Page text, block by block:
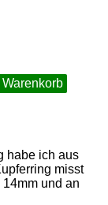
habe ich aus
misst
und an